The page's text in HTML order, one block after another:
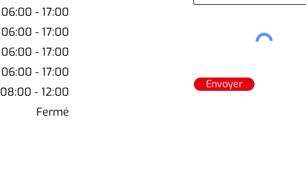
06:00 - 17:00
06:00 - 17:00
06:00 - 17:00
06:00 - 17:00
08:00 - 12:00
Fermé
Envoyer